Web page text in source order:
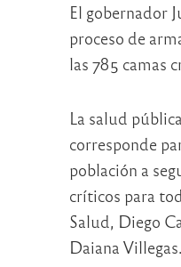
El gobernador
proceso de
las 785 camas
La salud
corresponde
población a
críticos para
Salud, Diego
Daiana Villegas.